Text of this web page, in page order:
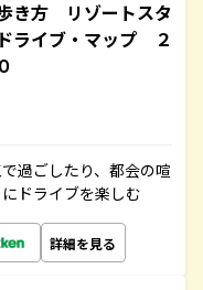
き方 リゾートスタ
イブ・マップ ２
過ごしたり、都会の喧
ドライブを楽しむ
詳細を見る